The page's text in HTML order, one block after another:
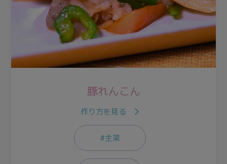
豚れんこん
作り方を見る
#主菜